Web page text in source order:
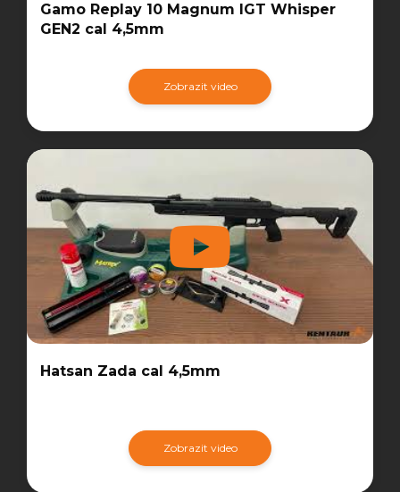
Gamo Replay 10 Magnum IGT Whisper
GEN2 cal 4,5mm
Zobrazit video
Hatsan Zada cal 4,5mm
Zobrazit video